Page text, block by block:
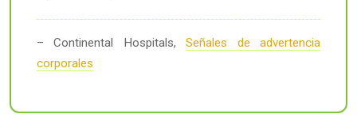
– Continental Hospitals,Señales de advertencia
corporales